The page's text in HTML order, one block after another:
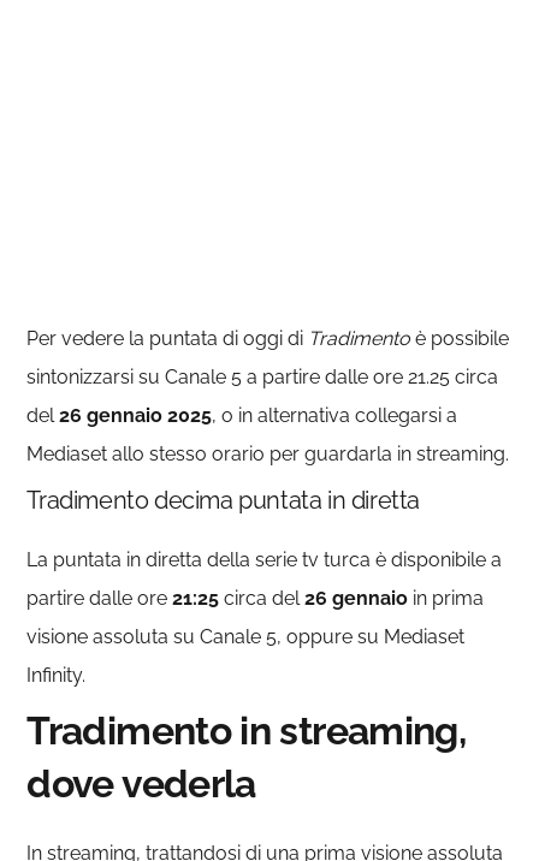
Per vedere la puntata di oggi di Tradimento è possibile
sintonizzarsi su Canale 5 a partire dalle ore 21.25 circa
del26 gennaio 2025, o in alternativa collegarsi a
Mediaset allo stesso orario per guardarla in streaming.
Tradimento decima puntata in diretta
La puntata in diretta della serie tv turca è disponibile a
partire dalle ore21:25 circa del26 gennaio in prima
visione assoluta su Canale 5, oppure su Mediaset
Infinity.
Tradimento in streaming,
dove vederla
In streaming, trattandosi di una prima visione assoluta